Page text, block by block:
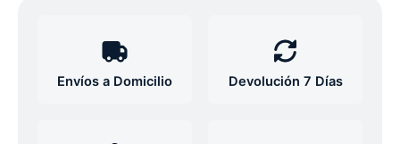
Envíos a Domicilio Devolución 7 Días